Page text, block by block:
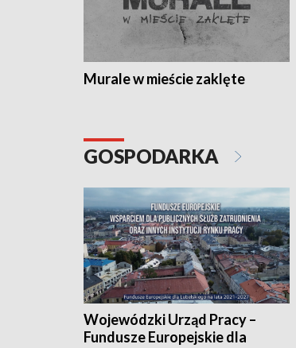
Murale w mieście zaklęte
GOSPODARKA
Wojewódzki Urząd Pracy –
Fundusze Europejskie dla